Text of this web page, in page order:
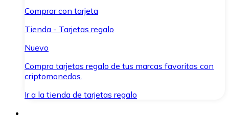
Comprar con tarjeta
Tienda - Tarjetas regalo
Nuevo
Compra tarjetas regalo de tus marcas favoritas con
criptomonedas.
Ir a la tienda de tarjetas regalo